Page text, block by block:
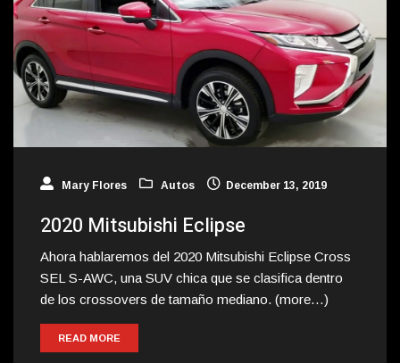
Mary Flores Autos December 13, 2019
2020 Mitsubishi Eclipse
Ahora hablaremos del 2020 Mitsubishi Eclipse Cross
SEL S-AWC, una SUV chica que se clasifica dentro
de los crossovers de tamaño mediano. (more…)
READ MORE